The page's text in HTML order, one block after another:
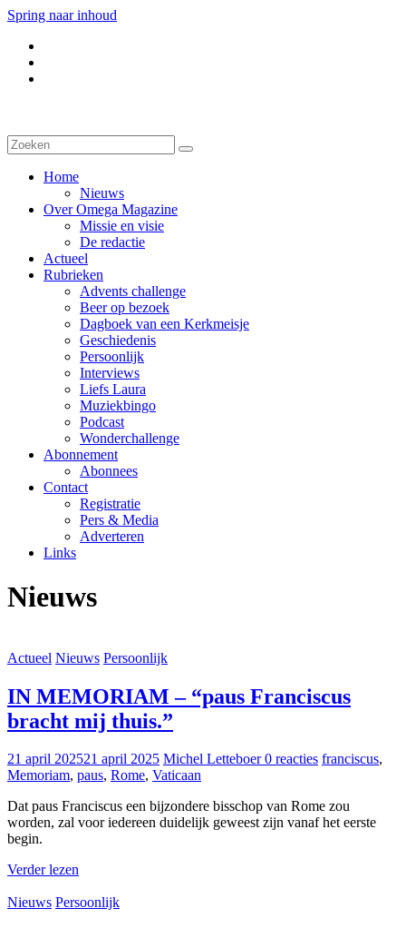
Spring naar inhoud
Home
Nieuws
Over Omega Magazine
Missie en visie
De redactie
Actueel
Rubrieken
Advents challenge
Beer op bezoek
Dagboek van een Kerkmeisje
Geschiedenis
Persoonlijk
Interviews
Liefs Laura
Muziekbingo
Podcast
Wonderchallenge
Abonnement
Abonnees
Contact
Registratie
Pers & Media
Adverteren
Links
Nieuws
Actueel Nieuws Persoonlijk
IN MEMORIAM – “paus Franciscus
bracht mij thuis.”
21 april 202521 april 2025 Michel Letteboer0 reacties franciscus,
Memoriam, paus, Rome, Vaticaan
Dat paus Franciscus een bijzondere bisschop van Rome zou
worden, zal voor iedereen duidelijk geweest zijn vanaf het eerste
begin.
Verder lezen
Nieuws Persoonlijk